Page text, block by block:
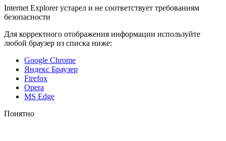
Internet Explorer устарел и не соответствует требованиям
безопасности
Для корректного отображения информации используйте
любой браузер из списка ниже:
Google Chrome
Яндекс Браузер
Firefox
Opera
MS Edge
Понятно